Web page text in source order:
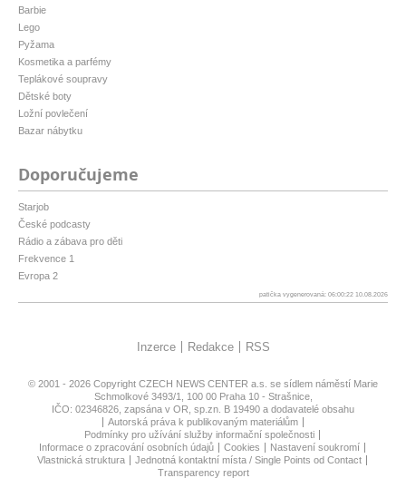
Barbie
Lego
Pyžama
Kosmetika a parfémy
Teplákové soupravy
Dětské boty
Ložní povlečení
Bazar nábytku
Doporučujeme
Starjob
České podcasty
Rádio a zábava pro děti
Frekvence 1
Evropa 2
patička vygenerovaná: 06:00:22 10.08.2026
Inzerce Redakce RSS
© 2001 - 2026 Copyright CZECH NEWS CENTER a.s. se sídlem náměstí Marie
Schmolkové 3493/1, 100 00 Praha 10 - Strašnice,
IČO: 02346826, zapsána v OR, sp.zn. B 19490 a dodavatelé obsahu
Autorská práva k publikovaným materiálům
Podmínky pro užívání služby informační společnosti
Informace o zpracování osobních údajů
Cookies
Nastavení soukromí
Vlastnická struktura
Jednotná kontaktní místa / Single Points od Contact
Transparency report